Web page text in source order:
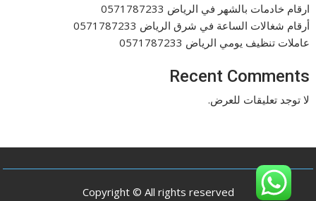
ارقام خادمات بالشهر في الرياض 0571787233
أرقام شغالات الساعة في شرق الرياض 0571787233
عاملات تنظيف يومي الرياض 0571787233
Recent Comments
لا توجد تعليقات للعرض.
Copyright © All rights reserved